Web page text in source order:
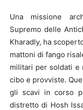
Una missione
Supremo delle
Kharadly, ha
mattoni di fango
militari per soldati e
cibo e provviste.
gli scavi in corso
distretto di Hosh